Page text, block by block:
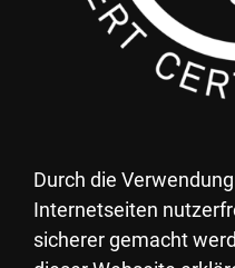
Le vostre donazioni al
Bambini potete
UID: CHE-105.770.471
Durch die
Internetseiten
sicherer gemacht